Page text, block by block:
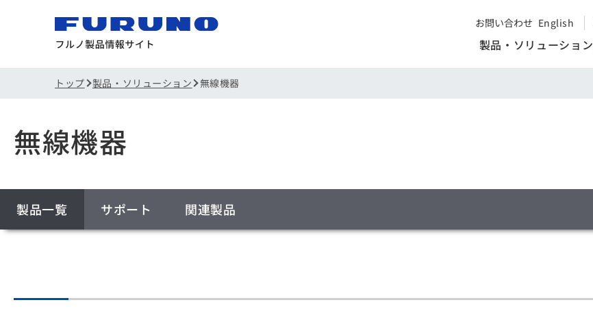
お問い合わせ English
製品・ソリューション
トップ 製品・ソリューション 無線機器
無線機器
製品一覧 サポート 関連製品